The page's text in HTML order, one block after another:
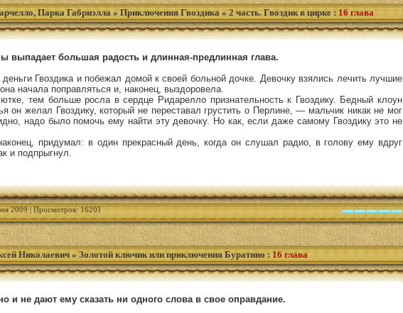
Парка Габриэлла » Приключения Гвоздика » 2 часть. Гвоздик в цирке : 16 глава
выпадает большая радость и длинная-предлинная глава.
Гвоздика и побежал домой к своей больной дочке. Девочку взялись лечить лучшие
начала поправляться и, наконец, выздоровела.
тем больше росла в сердце Ридарелло признательность к Гвоздику. Бедный клоун
он желал Гвоздику, который не переставал грустить о Перлине, — мальчик никак не мог
надо было помочь ему найти эту девочку. Но как, если даже самому Гвоздику это не
придумал: в один прекрасный день, когда он слушал радио, в голову ему вдруг
и подпрыгнул.
2009 | Просмотров: 16201
Николаевич » Золотой ключик или приключения Буратино : 16 глава
и не дают ему сказать ни одного слова в свое оправдание.